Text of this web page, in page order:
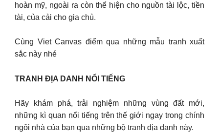
hoàn mỹ, ngoài ra còn thể hiện cho nguồn tài lộc, tiền
tài, của cải cho gia chủ.
Cùng Viet Canvas điểm qua những mẫu tranh xuất
sắc này nhé
TRANH ĐỊA DANH NỔI TIẾNG
Hãy khám phá, trải nghiệm những vùng đất mới,
những kì quan nổi tiếng trên thế giới ngay trong chính
ngôi nhà của bạn qua những bộ tranh địa danh này.